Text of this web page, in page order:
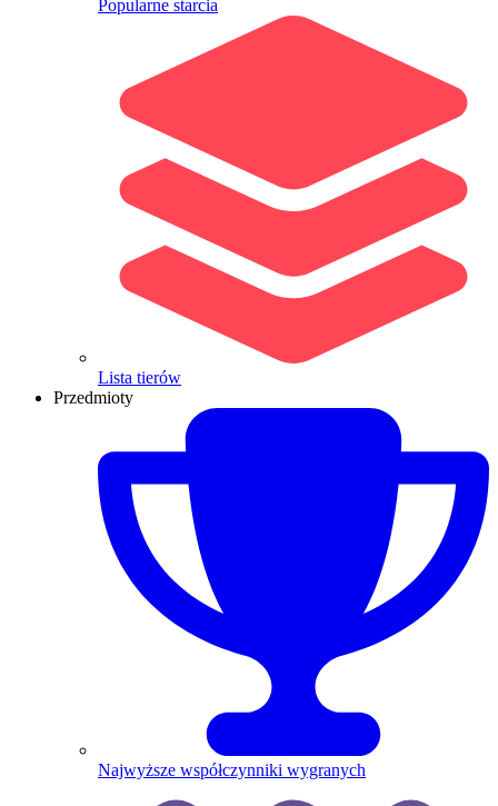
Popularne starcia
Lista tierów
Przedmioty
Najwyższe współczynniki wygranych